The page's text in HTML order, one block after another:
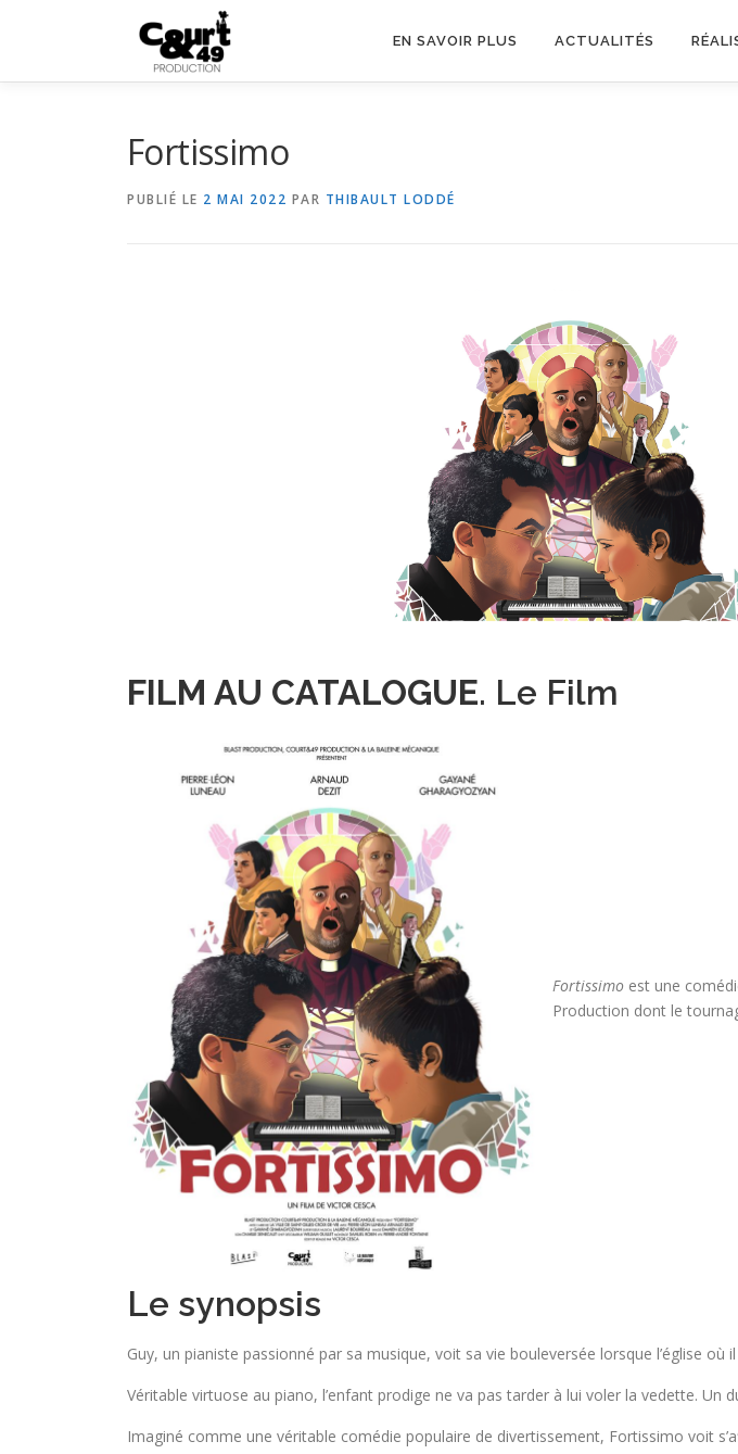
EN SAVOIR PLUS ACTUALITÉS
Fortissimo
PUBLIÉ LE 2 MAI 2022 PAR THIBAULT LODDÉ
FILM AU CATALOGUE. Le Film
Fortissimo est une
Production dont le
Le synopsis
Guy, un pianiste passionné par sa musique, voit sa vie bouleversée lorsque l’église
Véritable virtuose au piano, l’enfant prodige ne va pas tarder à lui voler la vedette. Un
Imaginé comme une véritable comédie populaire de divertissement, Fortissimo voit